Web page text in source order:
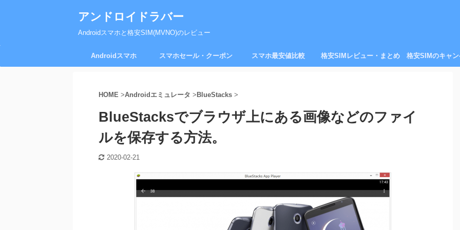
アンドロイドラバー
Androidスマホと格安SIM(MVNO)のレビュー
Androidスマホ スマホセール・クーポン スマホ最安値比較 格安SIMレビュー・まとめ 格安SIMのキャ
HOME >Androidエミュレータ > BlueStacks >
BlueStacksでブラウザ上にある画像などのファイ
ルを保存する方法。
2020-02-21